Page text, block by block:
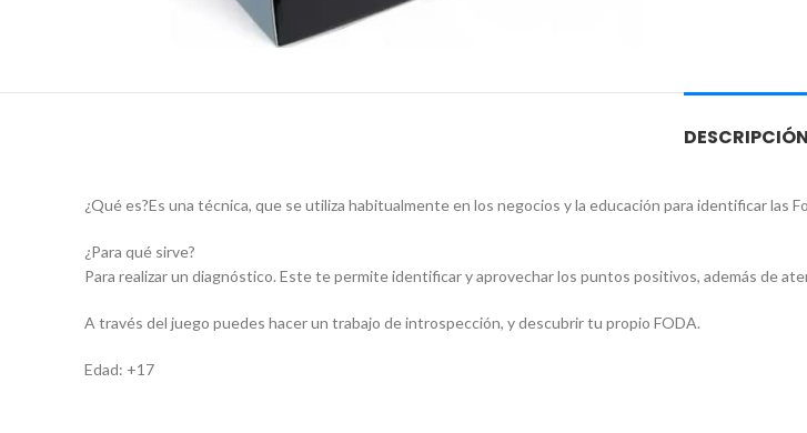
DESCRIPCIÓN
¿Qué es?Es una técnica, que se utiliza habitualmente en los negocios y la educación para identificar las
¿Para qué sirve?
Para realizar un diagnóstico. Este te permite identificar y aprovechar los puntos positivos, además de
A través del juego puedes hacer un trabajo de introspección, y descubrir tu propio FODA.
Edad: +17